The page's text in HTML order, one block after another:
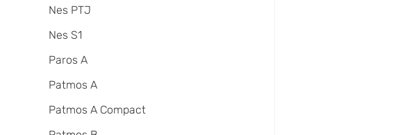
Nes PTJ
Nes S1
Paros A
Patmos A
Patmos A Compact